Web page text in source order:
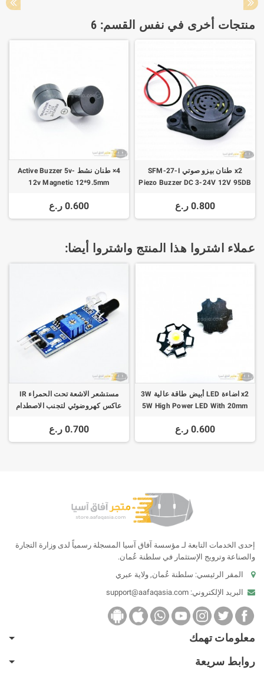
منتجات أخرى في نفس القسم: 6
x2 طنان بيزو صوتي SFM-27-I
Piezo Buzzer DC 3-24V 12V 95DB
0.800 ر.ع
4× طنان نشط Active Buzzer 5v-
12v Magnetic 12*9.5mm
0.600 ر.ع
عملاء اشتروا هذا المنتج واشتروا أيضا:
x2 اضاءة LED أبيض طاقة عالية 3W
5W High Power LED With 20mm
0.600 ر.ع
مستشعر الاشعة تحت الحمراء IR
عاكس كهروضوئي لتجنب الاصطدام
0.700 ر.ع
إحدى الخدمات التابعة لـ مؤسسة آفاق آسيا المسجلة رسمياً لدى وزارة التجارة
والصناعة وترويج الإستثمار في سلطنة عُمان.
المقر الرئيسي: سلطنة عُمان, ولاية عبري
البريد الإلكتروني: support@aafaqasia.com
معلومات تهمك
روابط سريعة